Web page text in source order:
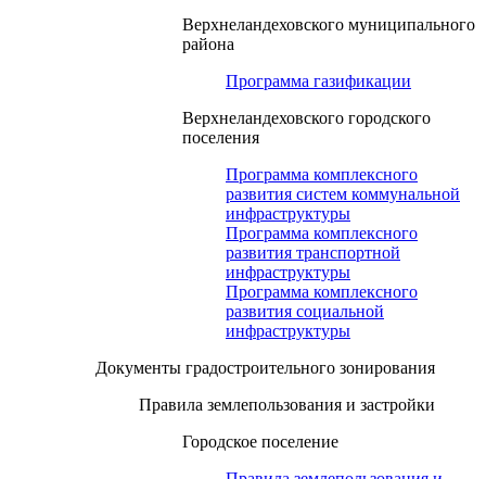
Верхнеландеховского муниципального
района
Программа газификации
Верхнеландеховского городского
поселения
Программа комплексного
развития систем коммунальной
инфраструктуры
Программа комплексного
развития транспортной
инфраструктуры
Программа комплексного
развития социальной
инфраструктуры
Документы градостроительного зонирования
Правила землепользования и застройки
Городское поселение